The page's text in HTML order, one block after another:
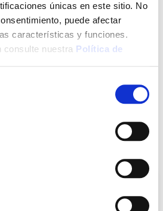
únicas en este sitio. No
puede afectar
características y funciones.
consulte nuestra Política de
Envío a domicilio:
5 días hábiles